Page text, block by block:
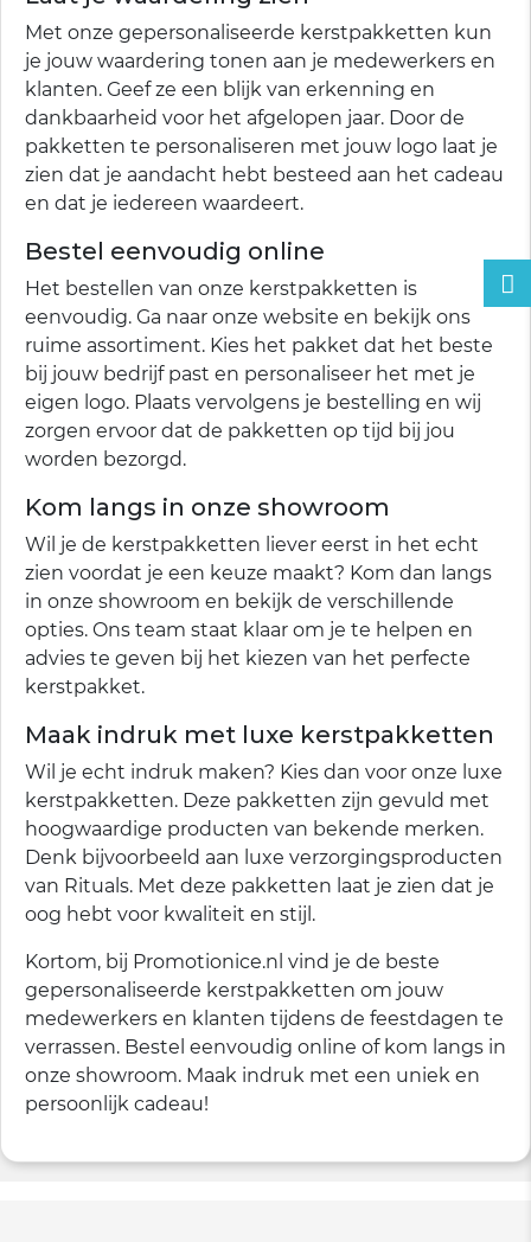
Met onze gepersonaliseerde kerstpakketten kun
je jouw waardering tonen aan je medewerkers en
klanten. Geef ze een blijk van erkenning en
dankbaarheid voor het afgelopen jaar. Door de
pakketten te personaliseren met jouw logo laat je
zien dat je aandacht hebt besteed aan het cadeau
en dat je iedereen waardeert.
Bestel eenvoudig online
Het bestellen van onze kerstpakketten is
eenvoudig. Ga naar onze website en bekijk ons
ruime assortiment. Kies het pakket dat het beste
bij jouw bedrijf past en personaliseer het met je
eigen logo. Plaats vervolgens je bestelling en wij
zorgen ervoor dat de pakketten op tijd bij jou
worden bezorgd.
Kom langs in onze showroom
Wil je de kerstpakketten liever eerst in het echt
zien voordat je een keuze maakt? Kom dan langs
in onze showroom en bekijk de verschillende
opties. Ons team staat klaar om je te helpen en
advies te geven bij het kiezen van het perfecte
kerstpakket.
Maak indruk met luxe kerstpakketten
Wil je echt indruk maken? Kies dan voor onze luxe
kerstpakketten. Deze pakketten zijn gevuld met
hoogwaardige producten van bekende merken.
Denk bijvoorbeeld aan luxe verzorgingsproducten
van Rituals. Met deze pakketten laat je zien dat je
oog hebt voor kwaliteit en stijl.
Kortom, bij Promotionice.nl vind je de beste
gepersonaliseerde kerstpakketten om jouw
medewerkers en klanten tijdens de feestdagen te
verrassen. Bestel eenvoudig online of kom langs in
onze showroom. Maak indruk met een uniek en
persoonlijk cadeau!